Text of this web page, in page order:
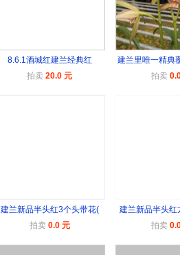
8.6.1酒城红建兰经典红
拍卖 20.0 元
建兰里唯一精典
拍卖
建兰新品半头红3个头带花(
拍卖 0.0 元
建兰新品半头红
拍卖